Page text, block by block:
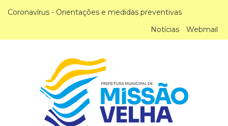
Coronavírus - Orientações e medidas preventivas
Notícias
Webmail